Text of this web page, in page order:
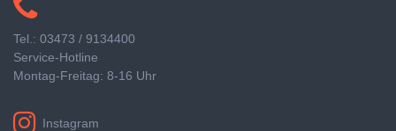
Tel.: 03473 / 9134400
Service-Hotline
Montag-Freitag: 8-16 Uhr
Instagram